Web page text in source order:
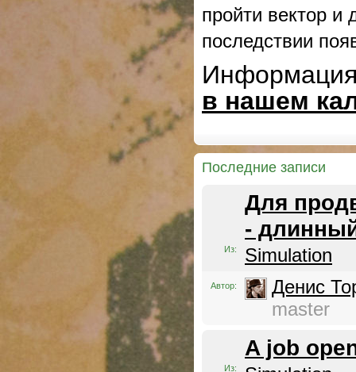
пройти вектор и
последствии
в нашем
Последние записи
Для
-
Из: Simulation
Автор:
Денис
master
A job
Из: